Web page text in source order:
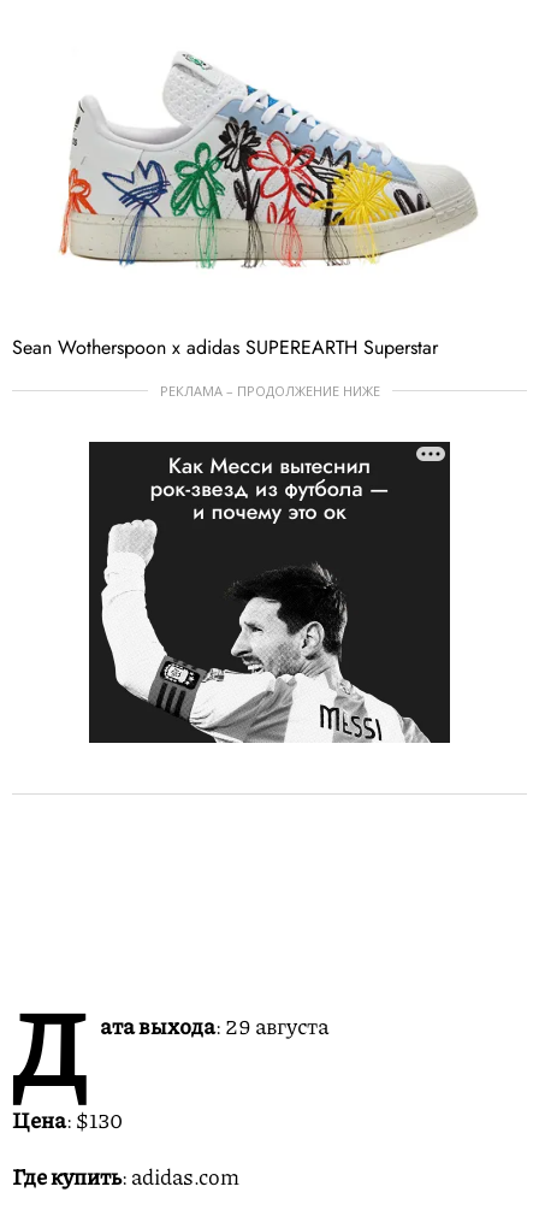
Sean Wotherspoon x adidas SUPEREARTH Superstar
РЕКЛАМА – ПРОДОЛЖЕНИЕ НИЖЕ
Д ата выхода: 29 августа
Цена: $130
Где купить: adidas.com